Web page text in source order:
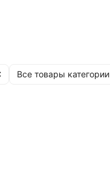
Все товары категории